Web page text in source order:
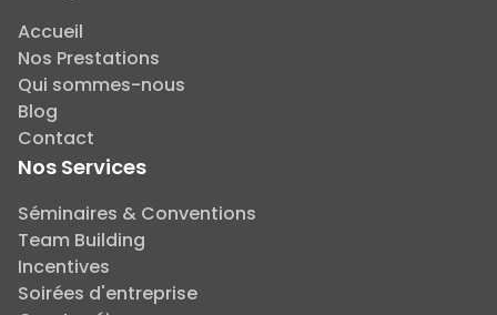
Accueil
Nos Prestations
Qui sommes-nous
Blog
Contact
Nos Services
Séminaires & Conventions
Team Building
Incentives
Soirées d'entreprise